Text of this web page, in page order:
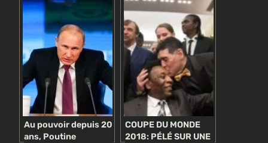
l’histoire
Au pouvoir depuis 20
ans, Poutine
COUPE DU MONDE
2018: PÉLÉ SUR UNE